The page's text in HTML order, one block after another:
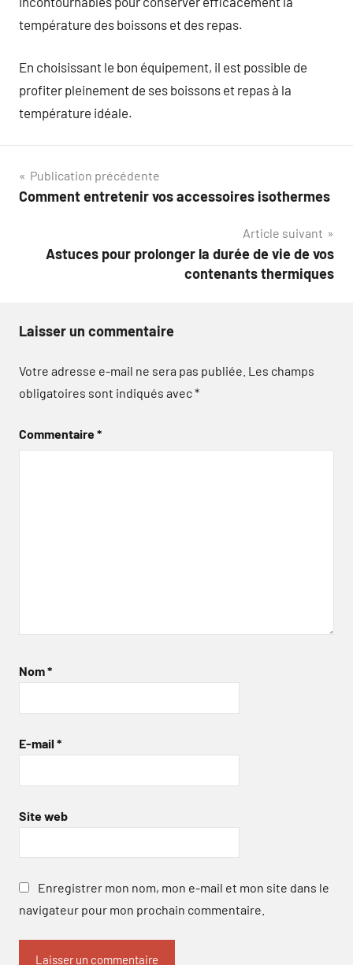
température des boissons et des repas.
En choisissant le bon équipement, il est possible de
profiter pleinement de ses boissons et repas à la
température idéale.
Navigation
de
Publication précédente
Comment entretenir vos accessoires isothermes
Article suivant
Astuces pour prolonger la durée de vie de vos
contenants thermiques
Laisser un commentaire
Votre adresse e-mail ne sera pas publiée. Les champs
obligatoires sont indiqués avec*
Commentaire*
Nom*
E-mail *
Site web
Enregistrer mon nom, mon e-mail et mon site dans le
navigateur pour mon prochain commentaire.